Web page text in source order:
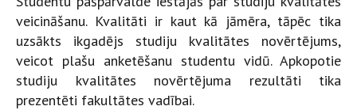
veicināšanu. Kvalitāti ir kaut kā jāmēra, tāpēc tika
uzsākts ikgadējs studiju kvalitātes novērtējums,
veicot plašu anketēšanu studentu vidū. Apkopotie
studiju kvalitātes novērtējuma rezultāti tika
prezentēti fakultātes vadībai.